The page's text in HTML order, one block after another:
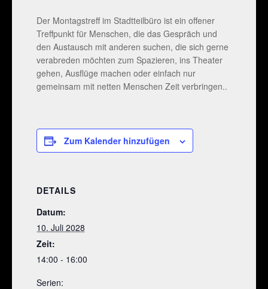
Der Montagstreff im Stadtteilbüro ist ein offener
Treffpunkt für Menschen, die das Gespräch und
den Austausch mit anderen suchen, die sich gerne
verabreden möchten zum Spazieren, ins Theater
gehen, Ausflüge machen oder einfach nur
gemeinsam mit netten Menschen Zeit verbringen..
Zum Kalender hinzufügen
DETAILS
Datum:
10. Juli 2028
Zeit:
14:00 - 16:00
Serien: